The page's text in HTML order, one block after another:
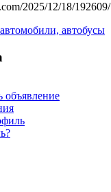
2025/12/18/192609/
автобусы
объявление